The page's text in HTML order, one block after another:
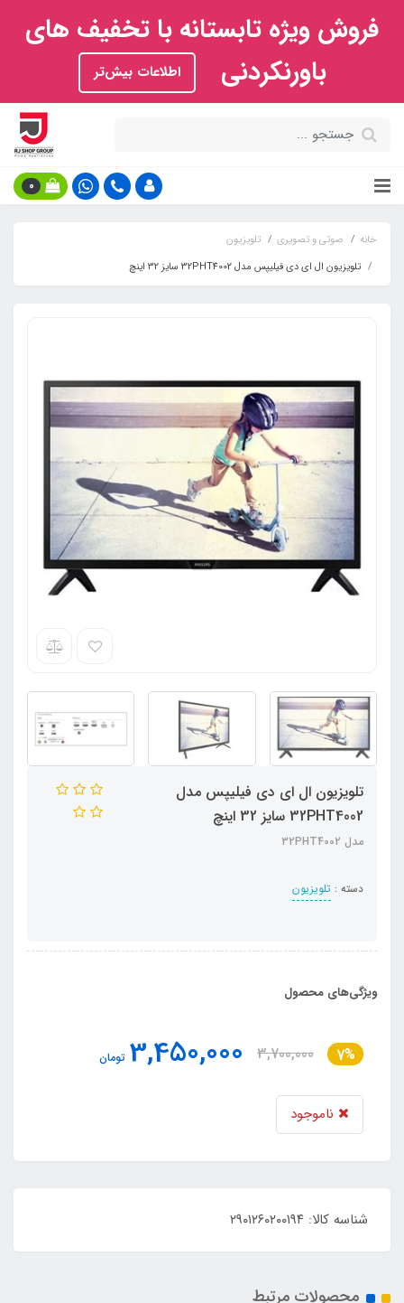
فروش ویژه تابستانه با تخفیف های
باورنکردنی
اطلاعات بیش‌تر
0
خانه صوتی و تصویری
تلویزیون
تلویزیون ال ای دی فیلیپس مدل 32PHT4002 سایز 32 اینچ
تلویزیون ال ای دی فیلیپس مدل
32PHT4002 سایز 32 اینچ
مدل 32PHT4002
دسته : تلویزیون
ویژگی‌های محصول
7%
3,700,000
3,450,000 تومان
ناموجود
شناسه کالا: ۲۹۰۱۲۶۰۲۰۰۱۹۴
محصولات مرتبط